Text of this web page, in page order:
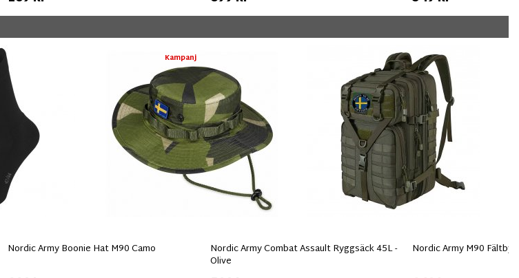
Kampanj
Nordic Army Boonie Hat M90 Camo Nordic Army Combat Assault Ryggsäck 45L -
Olive
Nordic Army M90